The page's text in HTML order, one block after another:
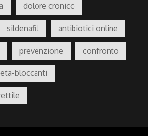
dolore cronico
sildenafil antibiotici online
prevenzione confronto
bloccanti